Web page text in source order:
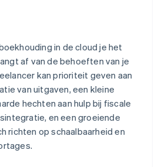
in de cloud je het
af van de behoeften van je
kan prioriteit geven aan
van uitgaven, een kleine
hechten aan hulp bij fiscale
en een groeiende
richten op schaalbaarheid en